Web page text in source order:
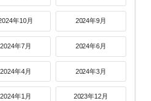
年10月 2024年9月
2024年7月 2024年6月
2024年4月 2024年3月
2024年1月 2023年12月